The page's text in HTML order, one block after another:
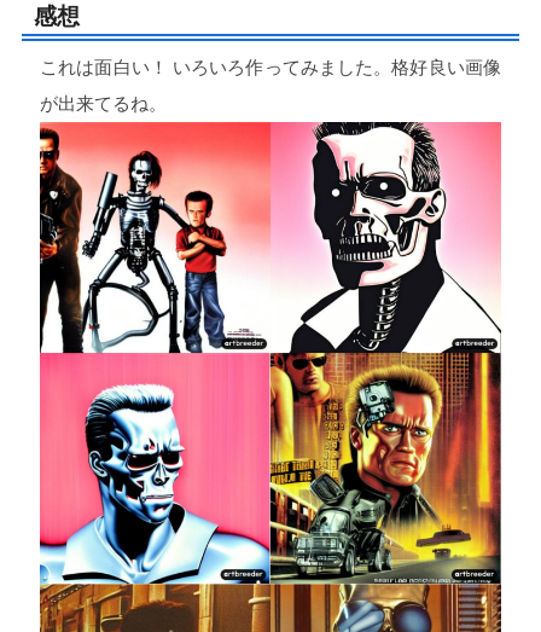
感想
これは面白い！ いろいろ作ってみました。格好良い画像
が出来てるね。